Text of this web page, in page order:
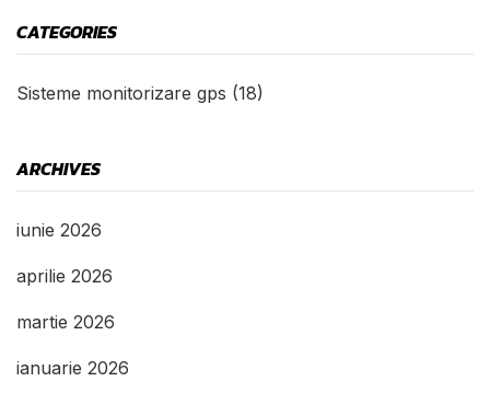
CATEGORIES
Sisteme monitorizare gps (18)
ARCHIVES
iunie 2026
aprilie 2026
martie 2026
ianuarie 2026